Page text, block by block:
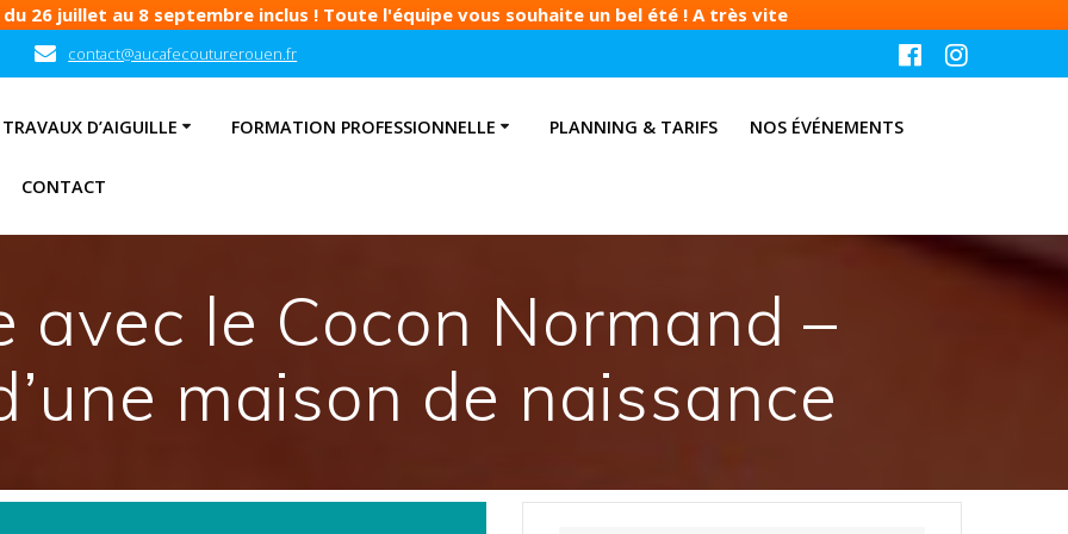
26 juillet au 8 septembre inclus ! Toute l'équipe vous souhaite un bel été ! A très vite
contact@aucafecouturerouen.fr
TRAVAUX D’AIGUILLE FORMATION PROFESSIONNELLE PLANNING & TARIFS NOS ÉVÉNEMENTS
CONTACT
avec le Cocon Normand –
maison de naissance